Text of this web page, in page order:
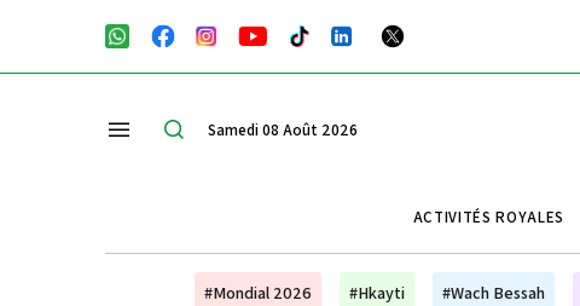
Samedi 08 Août 2026
ACTIVITÉS ROYALES
#Mondial 2026 #Hkayti #Wach Bessah